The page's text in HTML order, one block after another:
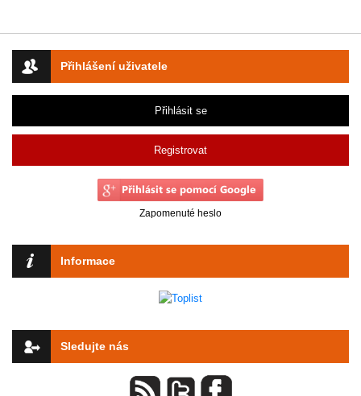
Přihlášení uživatele
Přihlásit se
Registrovat
Zapomenuté heslo
Informace
Sledujte nás